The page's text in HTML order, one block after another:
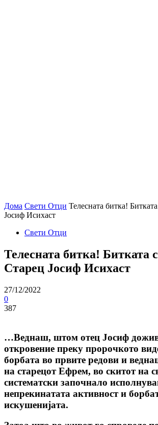
Дома Свети Отци Телесната битка!
Јосиф Исихаст
Свети Отци
Телесната битка! Битката
Старец Јосиф Исихаст
27/12/2022
0
387
…Веднаш, штом отец Јосиф
откровение преку пророчкото
борбата во првите редови и
на старецот Ефрем, во скитот на
систематски започнало
непрекинатата активност и
искушенијата.